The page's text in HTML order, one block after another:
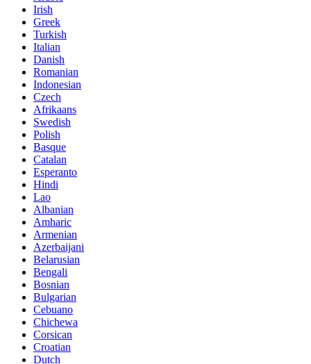
Irish
Greek
Turkish
Italian
Danish
Romanian
Indonesian
Czech
Afrikaans
Swedish
Polish
Basque
Catalan
Esperanto
Hindi
Lao
Albanian
Amharic
Armenian
Azerbaijani
Belarusian
Bengali
Bosnian
Bulgarian
Cebuano
Chichewa
Corsican
Croatian
Dutch